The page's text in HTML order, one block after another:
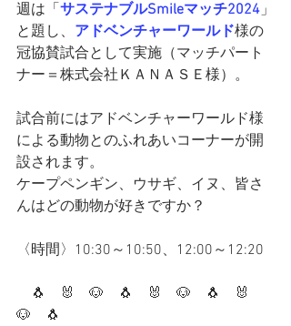
週は「 サステナブルSmileマッチ2024」
と題し、 アドベンチャーワールド様の
冠協賛試合として実施（マッチパート
ナー＝株式会社ＫＡＮＡＳＥ様）。
試合前にはアドベンチャーワールド様
による動物とのふれあいコーナーが開
設されます。
ケープペンギン、ウサギ、イヌ、皆さ
んはどの動物が好きですか？
〈時間〉10:30～10:50、12:00～12:20
🐧　🐰　🐶　🐧　🐰　🐶　🐧　🐰
🐶　🐧